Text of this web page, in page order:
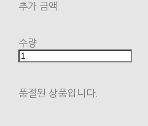
추가 금액
수량
품절된 상품입니다.